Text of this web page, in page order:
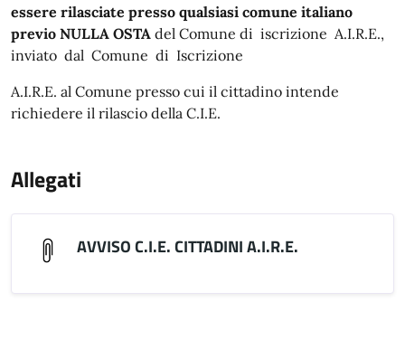
essere rilasciate presso qualsiasi comune italiano
previo NULLA OSTA del Comune di iscrizione A.I.R.E.,
inviato dal Comune di Iscrizione
A.I.R.E. al Comune presso cui il cittadino intende
richiedere il rilascio della C.I.E.
Allegati
AVVISO C.I.E. CITTADINI A.I.R.E.